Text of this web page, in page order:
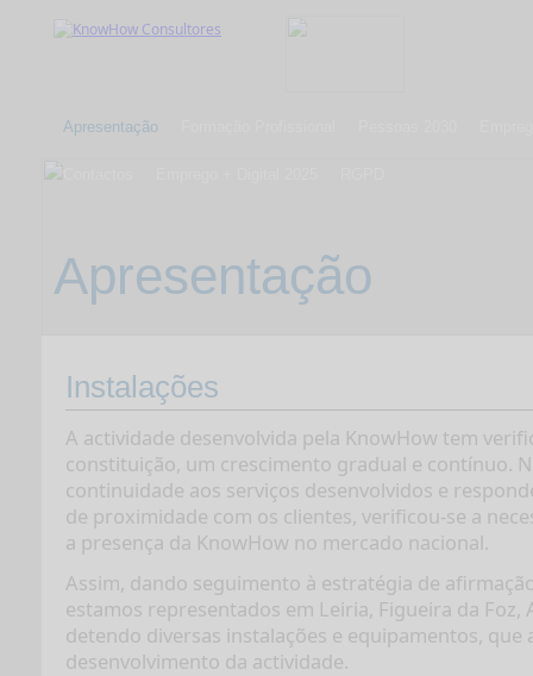
Apresentação
Apresentação
Instalações
A actividade desenvolvida pela KnowHow tem
constituição, um crescimento gradual e contínuo.
continuidade aos serviços desenvolvidos e
de proximidade com os clientes, verificou-se a
a presença da KnowHow no mercado nacional.
Assim, dando seguimento à estratégia de
estamos representados em Leiria, Figueira da Foz,
detendo diversas instalações e equipamentos, que
desenvolvimento da actividade.